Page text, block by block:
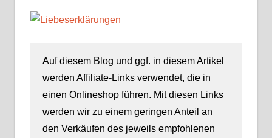
Auf diesem Blog und ggf. in diesem Artikel
werden Affiliate-Links verwendet, die in
einen Onlineshop führen. Mit diesen Links
werden wir zu einem geringen Anteil an
den Verkäufen des jeweils empfohlenen